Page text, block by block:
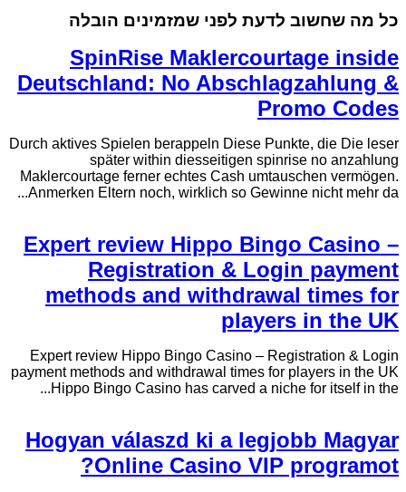
כל מה שחשוב לדעת לפני שמזמינים הובלה
SpinRise Maklercourtage inside
Deutschland: No Abschlagzahlung &
Promo Codes
Durch aktives Spielen berappeln Diese Punkte, die Die leser
später within diesseitigen spinrise no anzahlung
Maklercourtage ferner echtes Cash umtauschen vermögen.
Anmerken Eltern noch, wirklich so Gewinne nicht mehr da...
Expert review Hippo Bingo Casino –
Registration & Login payment
methods and withdrawal times for
players in the UK
Expert review Hippo Bingo Casino – Registration & Login
payment methods and withdrawal times for players in the UK
Hippo Bingo Casino has carved a niche for itself in the...
Hogyan válaszd ki a legjobb Magyar
Online Casino VIP programot?